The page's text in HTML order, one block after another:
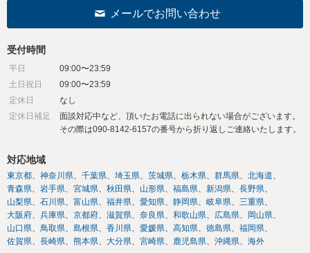
メールでお問い合わせ
受付時間
平日
09:00〜23:59
土日祝日
09:00〜23:59
定休日
なし
定休日補足
面談対応中など、頂いたお電話に出られない場合がございます。
その際は090-8142-6157の番号から折り返しご連絡いたします。
対応地域
東京都 神奈川県 千葉県 埼玉県 茨城県 栃木県 群馬県
北海道
青森県
岩手県 宮城県 秋田県 山形県 福島県 新潟県
長野県
山梨県
石川県 富山県 福井県 愛知県 静岡県 岐阜県
三重県
大阪府
兵庫県 京都府 滋賀県 奈良県 和歌山県 広島県
岡山県
山口県
鳥取県 島根県 香川県 愛媛県 高知県 徳島県
福岡県
佐賀県
長崎県 熊本県 大分県 宮崎県 鹿児島県 沖縄県 海外